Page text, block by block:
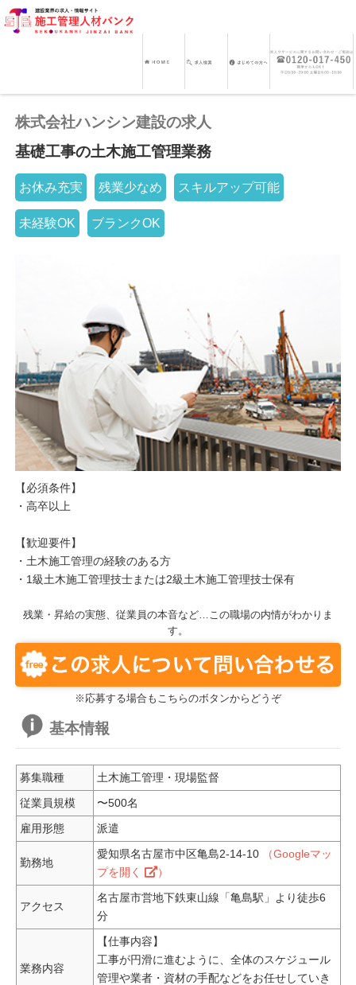
株式会社ハンシン建設の求人
基礎工事の土木施工管理業務
お休み充実 残業少なめ スキルアップ可能
未経験OK ブランクOK
【必須条件】
・高卒以上
【歓迎要件】
・土木施工管理の経験のある方
・1級土木施工管理技士または2級土木施工管理技士保有
残業・昇給の実態、従業員の本音など…この職場の内情がわかりま
す。
※応募する場合もこちらのボタンからどうぞ
基本情報
募集職種
土木施工管理・現場監督
従業員規模
〜500名
雇用形態
派遣
勤務地
愛知県名古屋市中区亀島2-14-10
（Googleマッ
プを開く
）
アクセス
名古屋市営地下鉄東山線「亀島駅」より徒歩6
分
業務内容
【仕事内容】
工事が円滑に進むように、全体のスケジュール
管理や業者・資材の手配などをお任せしていき